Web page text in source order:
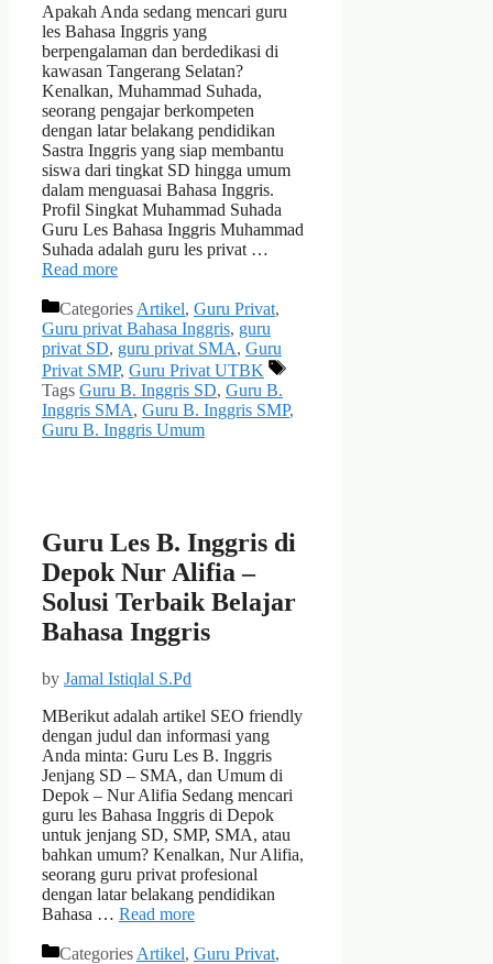
Apakah Anda sedang mencari guru
les Bahasa Inggris yang
berpengalaman dan berdedikasi di
kawasan Tangerang Selatan?
Kenalkan, Muhammad Suhada,
seorang pengajar berkompeten
dengan latar belakang pendidikan
Sastra Inggris yang siap membantu
siswa dari tingkat SD hingga umum
dalam menguasai Bahasa Inggris.
Profil Singkat Muhammad Suhada
Guru Les Bahasa Inggris Muhammad
Suhada adalah guru les privat …
Read more
Categories Artikel, Guru Privat,
Guru privat Bahasa Inggris, guru
privat SD, guru privat SMA, Guru
Privat SMP, Guru Privat UTBK
Tags Guru B. Inggris SD, Guru B.
Inggris SMA, Guru B. Inggris SMP,
Guru B. Inggris Umum
Guru Les B. Inggris di
Depok Nur Alifia –
Solusi Terbaik Belajar
Bahasa Inggris
by Jamal Istiqlal S.Pd
MBerikut adalah artikel SEO friendly
dengan judul dan informasi yang
Anda minta: Guru Les B. Inggris
Jenjang SD – SMA, dan Umum di
Depok – Nur Alifia Sedang mencari
guru les Bahasa Inggris di Depok
untuk jenjang SD, SMP, SMA, atau
bahkan umum? Kenalkan, Nur Alifia,
seorang guru privat profesional
dengan latar belakang pendidikan
Bahasa … Read more
Categories Artikel, Guru Privat,